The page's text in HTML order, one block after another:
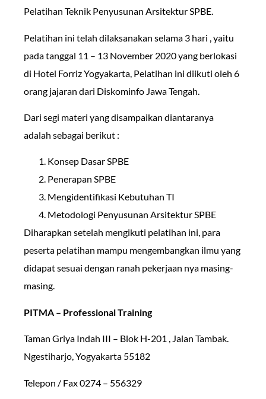
Pelatihan Teknik Penyusunan Arsitektur SPBE.
Pelatihan ini telah dilaksanakan selama 3 hari , yaitu
pada tanggal 11 – 13 November 2020 yang berlokasi
di Hotel Forriz Yogyakarta, Pelatihan ini diikuti oleh 6
orang jajaran dari Diskominfo Jawa Tengah.
Dari segi materi yang disampaikan diantaranya
adalah sebagai berikut :
Konsep Dasar SPBE
Penerapan SPBE
Mengidentifikasi Kebutuhan TI
Metodologi Penyusunan Arsitektur SPBE
Diharapkan setelah mengikuti pelatihan ini, para
peserta pelatihan mampu mengembangkan ilmu yang
didapat sesuai dengan ranah pekerjaan nya masing-
masing.
PITMA – Professional Training
Taman Griya Indah III – Blok H-201 , Jalan Tambak.
Ngestiharjo, Yogyakarta 55182
Telepon / Fax 0274 – 556329